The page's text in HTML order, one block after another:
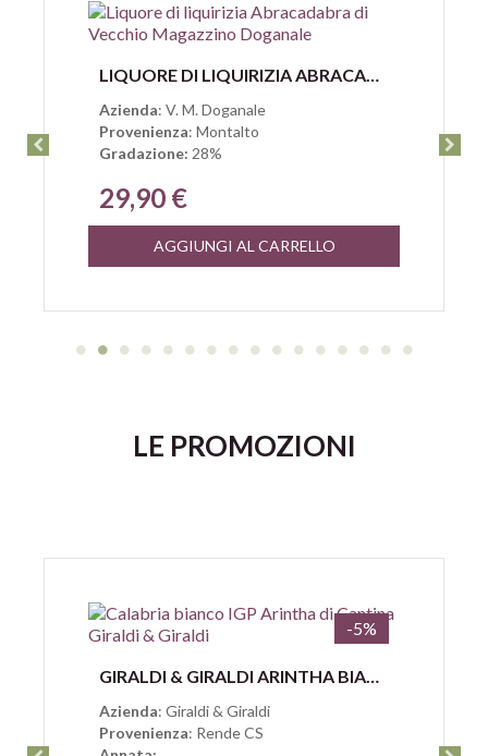
Anteprima LIQUORE DI LIQUIRIZIA ABRACADABRA DI VECCHIO MAGAZZINO DOGANALE
Azienda: V. M. Doganale
Provenienza: Montalto
Gradazione: 28%
29,90 €
AGGIUNGI AL CARRELLO
LE PROMOZIONI
Anteprima
-5%
GIRALDI & GIRALDI ARINTHA BIANCO CALABRIA IGP
Azienda: Giraldi & Giraldi
Provenienza: Rende CS